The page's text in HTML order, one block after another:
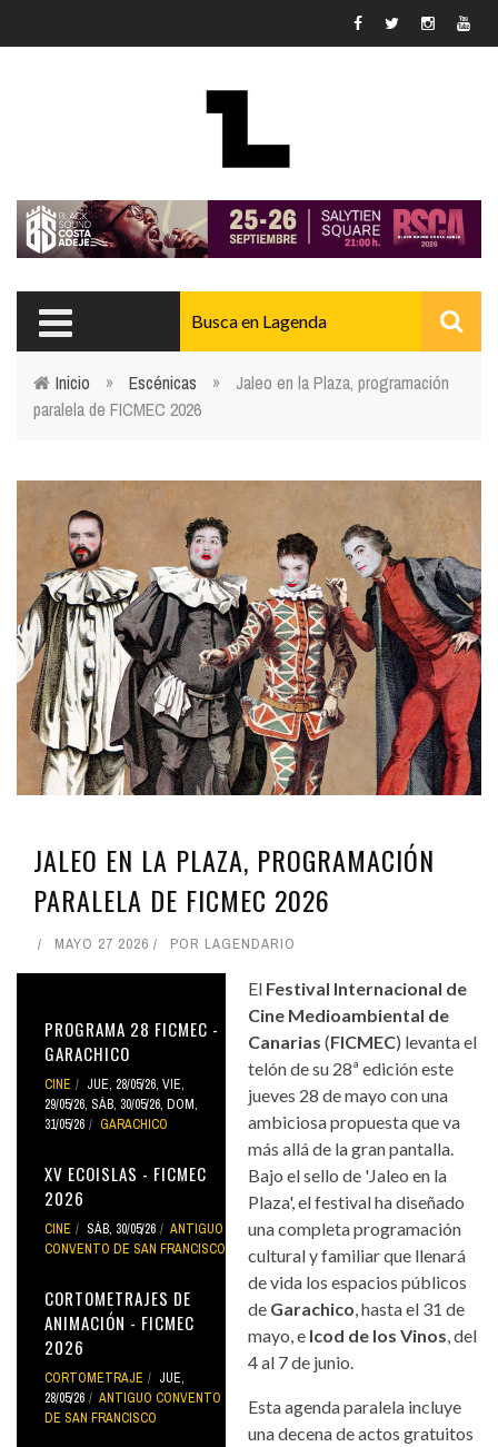
Usted está aquí
Inicio » Escénicas »
Jaleo en la Plaza, programación
paralela de FICMEC 2026
JALEO EN LA PLAZA, PROGRAMACIÓN
PARALELA DE FICMEC 2026
MAYO 27 2026 POR LAGENDARIO
PROGRAMA 28 FICMEC -
GARACHICO
CINE JUE, 28/05/26, VIE,
29/05/26, SÁB, 30/05/26, DOM,
31/05/26
GARACHICO
XV ECOISLAS - FICMEC
2026
CINE SÁB, 30/05/26
ANTIGUO
CONVENTO DE SAN FRANCISCO
CORTOMETRAJES DE
ANIMACIÓN - FICMEC
2026
CORTOMETRAJE
JUE,
28/05/26
ANTIGUO CONVENTO
DE SAN FRANCISCO
El Festival Internacional de
Cine Medioambiental de
Canarias (FICMEC) levanta el
telón de su 28ª edición este
jueves 28 de mayo con una
ambiciosa propuesta que va
más allá de la gran pantalla.
Bajo el sello de 'Jaleo en la
Plaza', el festival ha diseñado
una completa programación
cultural y familiar que llenará
de vida los espacios públicos
de Garachico, hasta el 31 de
mayo, e Icod de los Vinos, del
4 al 7 de junio.
Esta agenda paralela incluye
una decena de actos gratuitos